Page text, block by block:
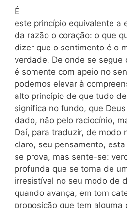
É
este princípio equivalente a
da razão o coração: o que
dizer que o sentimento é o
verdade. De onde se segue
é somente com apeio no
podemos elevar à
alto princípio de que tudo
significa no fundo, que
dado, não pelo raciocínio,
Daí, para traduzir, de modo
claro, seu pensamento,
se prova, mas sente-se:
profunda que se torna de
irresistível no seu modo de
quando avança, em tom
proposição que tem alguma